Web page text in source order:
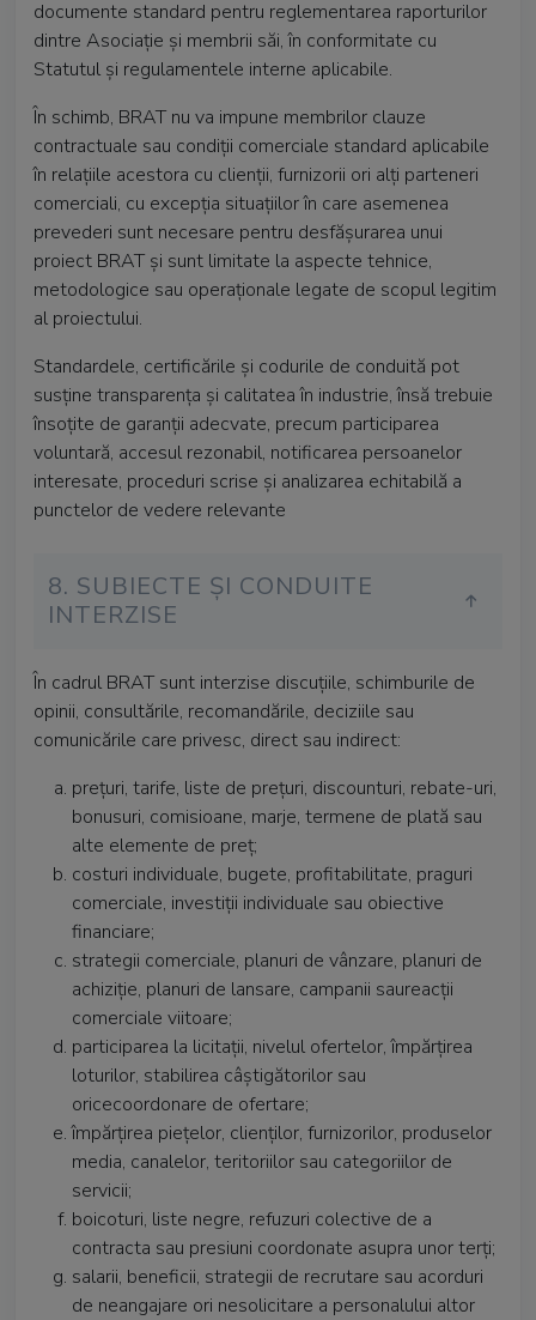
documente standard pentru reglementarea raporturilor
dintre Asociație și membrii săi, în conformitate cu
Statutul și regulamentele interne aplicabile.
În schimb, BRAT nu va impune membrilor clauze
contractuale sau condiții comerciale standard aplicabile
în relațiile acestora cu clienții, furnizorii ori alți parteneri
comerciali, cu excepția situațiilor în care asemenea
prevederi sunt necesare pentru desfășurarea unui
proiect BRAT și sunt limitate la aspecte tehnice,
metodologice sau operaționale legate de scopul legitim
al proiectului.
Standardele, certificările și codurile de conduită pot
susține transparența și calitatea în industrie, însă trebuie
însoțite de garanții adecvate, precum participarea
voluntară, accesul rezonabil, notificarea persoanelor
interesate, proceduri scrise și analizarea echitabilă a
punctelor de vedere relevante
8. SUBIECTE ȘI CONDUITE
INTERZISE
În cadrul BRAT sunt interzise discuțiile, schimburile de
opinii, consultările, recomandările, deciziile sau
comunicările care privesc, direct sau indirect:
prețuri, tarife, liste de prețuri, discounturi, rebate-uri,
bonusuri, comisioane, marje, termene de plată sau
alte elemente de preț;
costuri individuale, bugete, profitabilitate, praguri
comerciale, investiții individuale sau obiective
financiare;
strategii comerciale, planuri de vânzare, planuri de
achiziție, planuri de lansare, campanii saureacții
comerciale viitoare;
participarea la licitații, nivelul ofertelor, împărțirea
loturilor, stabilirea câștigătorilor sau
oricecoordonare de ofertare;
împărțirea piețelor, clienților, furnizorilor, produselor
media, canalelor, teritoriilor sau categoriilor de
servicii;
boicoturi, liste negre, refuzuri colective de a
contracta sau presiuni coordonate asupra unor terți;
salarii, beneficii, strategii de recrutare sau acorduri
de neangajare ori nesolicitare a personalului altor